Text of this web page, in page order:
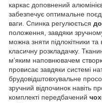
каркас доповнений
забезпечує оптимальне
ваги. Спинка регулюється
положення, завдяки
можна зняти підлокітники
класичну розкладачку.
м’яким наповнювачем
провисає завдяки системі
брудовідштовхувальне
зручний відпочинок навіть
комплекті передбачений